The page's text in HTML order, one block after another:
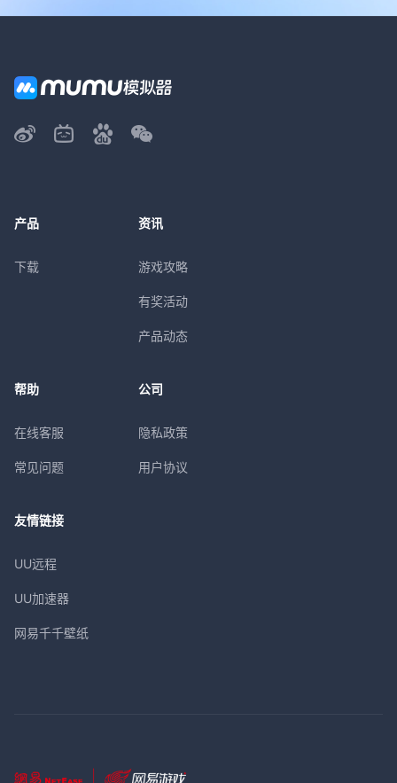
产品
下载
资讯
游戏攻略
有奖活动
产品动态
帮助
在线客服
常见问题
公司
隐私政策
用户协议
友情链接
UU远程
UU加速器
网易千千壁纸